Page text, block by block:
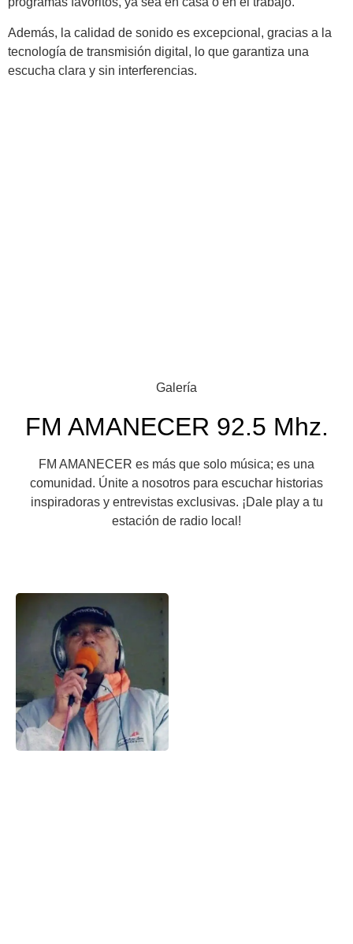
Además, la calidad de sonido es excepcional, gracias a la
tecnología de transmisión digital, lo que garantiza una
escucha clara y sin interferencias.
Galería
FM AMANECER 92.5 Mhz.
FM AMANECER es más que solo música; es una
comunidad. Únite a nosotros para escuchar historias
inspiradoras y entrevistas exclusivas. ¡Dale play a tu
estación de radio local!